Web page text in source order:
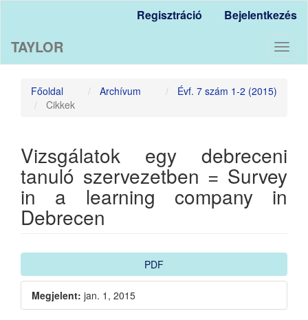
Content
Sidebar
Regisztráció Bejelentkezés
TAYLOR
Főoldal Archívum
Évf. 7 szám 1-2 (2015)
Cikkek
Vizsgálatok egy debreceni
tanuló szervezetben = Survey
in a learning company in
Debrecen
Article
Sidebar
PDF
Megjelent: jan. 1, 2015